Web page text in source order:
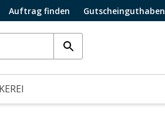
Auftrag finden Gutscheinguthaben